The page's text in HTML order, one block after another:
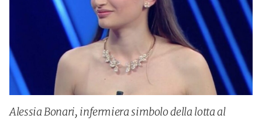
Alessia Bonari, infermiera simbolo della lotta al